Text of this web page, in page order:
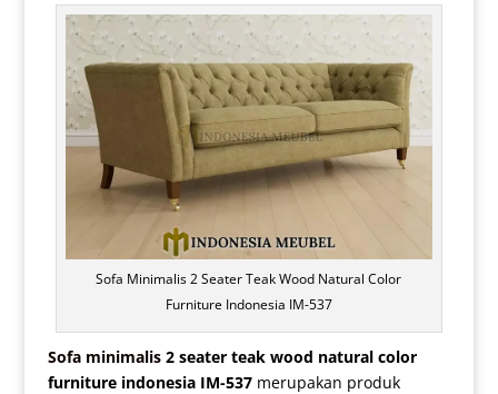
Sofa Minimalis 2 Seater Teak Wood Natural Color
Furniture Indonesia IM-537
Sofa minimalis2 seater teak wood natural color
furniture indonesia IM-537merupakan produk